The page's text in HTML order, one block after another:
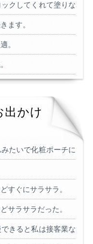
クしてくれて塗りな
ます。
。
出かけ
たいで化粧ポーチに
すぐにサラサラ。
サラサラだった。
きると私は接客業な